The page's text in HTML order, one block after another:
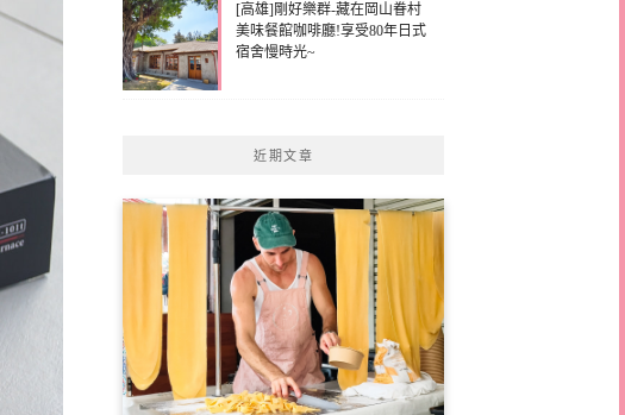
[高雄]剛好樂群-藏在岡山眷村
美味餐館咖啡廳!享受80年日式
宿舍慢時光~
近期文章